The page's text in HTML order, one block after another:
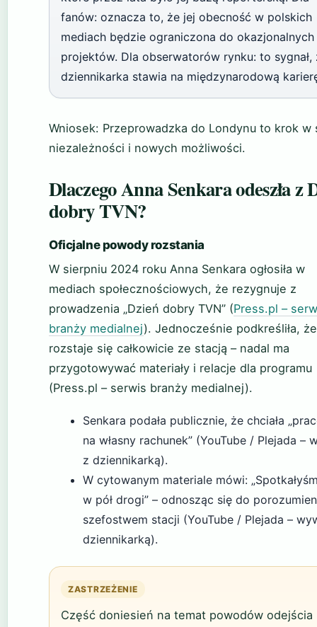
fanów: oznacza to, że jej obecność w polskich
mediach będzie ograniczona do okazjonalnych
projektów. Dla obserwatorów rynku: to sygnał,
dziennikarka stawia na międzynarodową
Wniosek: Przeprowadzka do Londynu to krok w
niezależności i nowych możliwości.
Dlaczego Anna Senkara odeszła z
dobry TVN?
Oficjalne powody rozstania
W sierpniu 2024 roku Anna Senkara ogłosiła w
mediach społecznościowych, że rezygnuje z
prowadzenia „Dzień dobry TVN” (Press.pl –
branży medialnej). Jednocześnie podkreśliła,
rozstaje się całkowicie ze stacją – nadal ma
przygotowywać materiały i relacje dla programu
(Press.pl – serwis branży medialnej).
Senkara podała publicznie, że chciała
na własny rachunek” (YouTube / Plejada –
z dziennikarką).
W cytowanym materiale mówi:
w pół drogi” – odnosząc się do
szefostwem stacji (YouTube / Plejada –
dziennikarką).
ZASTRZEŻENIE
Część doniesień na temat powodów odejścia